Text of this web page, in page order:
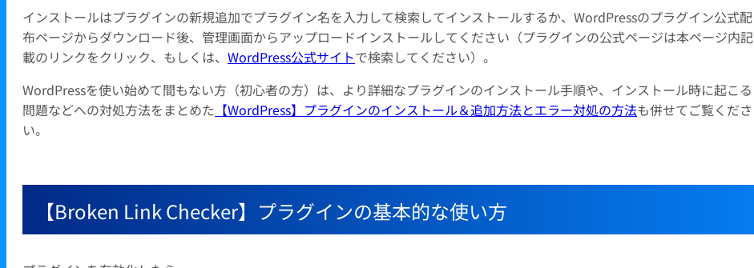
インストールはプラグインの新規追加でプラグイン名を入力して検索してインストールするか、WordPressのプラグイン公式配
布ページからダウンロード後、管理画面からアップロードインストールしてください（プラグインの公式ページは本ページ内記
載のリンクをクリック、もしくは、 WordPress公式サイトで検索してください）。
WordPressを使い始めて間もない方（初心者の方）は、より詳細なプラグインのインストール手順や、インストール時に起こる
問題などへの対処方法をまとめた 【WordPress】プラグインのインストール＆追加方法とエラー対処の方法も併せてご覧くださ
い。
【Broken Link Checker】プラグインの基本的な使い方